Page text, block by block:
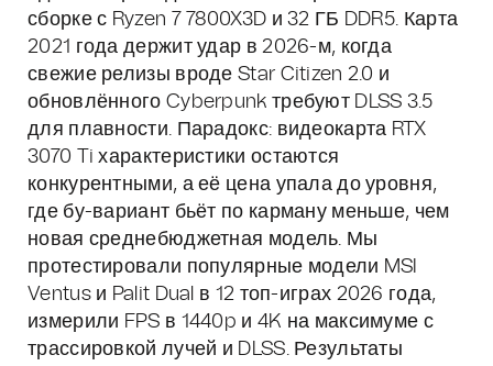
сборке с Ryzen 7 7800X3D и 32 ГБ DDR5. Карта
2021 года держит удар в 2026-м, когда
свежие релизы вроде Star Citizen 2.0 и
обновлённого Cyberpunk требуют DLSS 3.5
для плавности. Парадокс: видеокарта RTX
3070 Ti характеристики остаются
конкурентными, а её цена упала до уровня,
где бу-вариант бьёт по карману меньше, чем
новая среднебюджетная модель. Мы
протестировали популярные модели MSI
Ventus и Palit Dual в 12 топ-играх 2026 года,
измерили FPS в 1440p и 4K на максимуме с
трассировкой лучей и DLSS. Результаты